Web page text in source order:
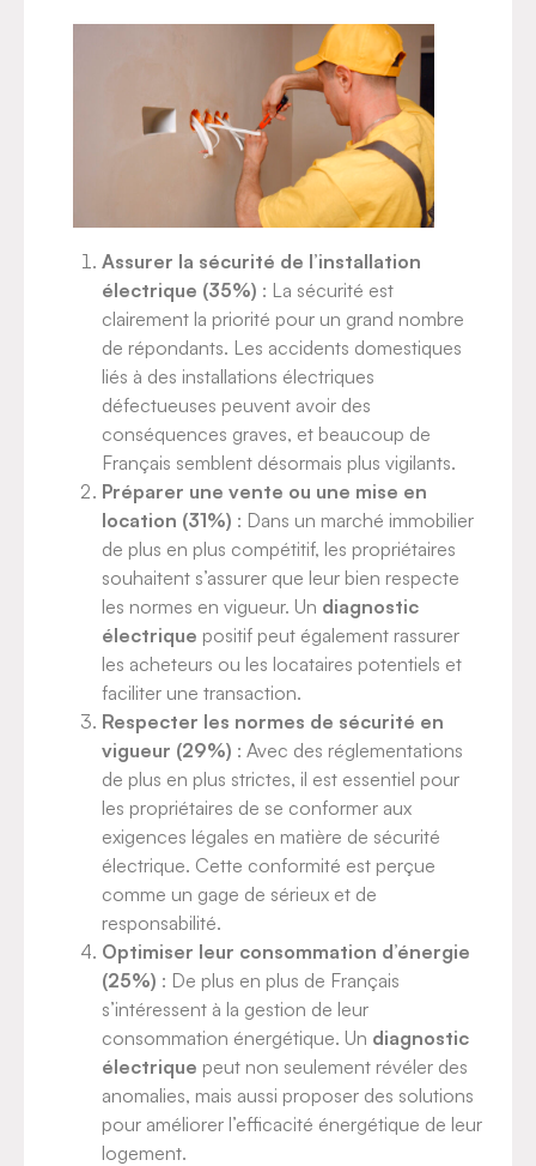
Assurer la sécurité de l’installation
électrique (35%) : La sécurité est
clairement la priorité pour un grand nombre
de répondants. Les accidents domestiques
liés à des installations électriques
défectueuses peuvent avoir des
conséquences graves, et beaucoup de
Français semblent désormais plus vigilants.
Préparer une vente ou une mise en
location (31%) : Dans un marché immobilier
de plus en plus compétitif, les propriétaires
souhaitent s’assurer que leur bien respecte
les normes en vigueur. Un diagnostic
électrique positif peut également rassurer
les acheteurs ou les locataires potentiels et
faciliter une transaction.
Respecter les normes de sécurité en
vigueur (29%) : Avec des réglementations
de plus en plus strictes, il est essentiel pour
les propriétaires de se conformer aux
exigences légales en matière de sécurité
électrique. Cette conformité est perçue
comme un gage de sérieux et de
responsabilité.
Optimiser leur consommation d’énergie
(25%) : De plus en plus de Français
s’intéressent à la gestion de leur
consommation énergétique. Un diagnostic
électrique peut non seulement révéler des
anomalies, mais aussi proposer des solutions
pour améliorer l’efficacité énergétique de leur
logement.